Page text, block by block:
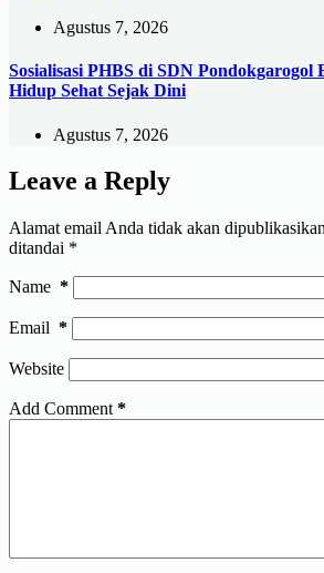
Agustus 7, 2026
Sosialisasi PHBS di SDN Pondokgarogol
Hidup Sehat Sejak Dini
Agustus 7, 2026
Leave a Reply
Alamat email Anda tidak akan
ditandai *
Name *
Email *
Website
Add Comment *